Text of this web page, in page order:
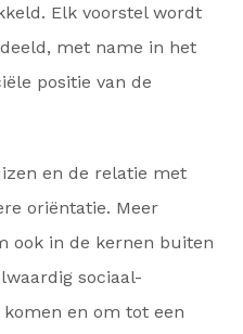
Elk voorstel wordt
met name in het
positie van de
en de relatie met
oriëntatie. Meer
ook in de kernen buiten
sociaal-
en om tot een